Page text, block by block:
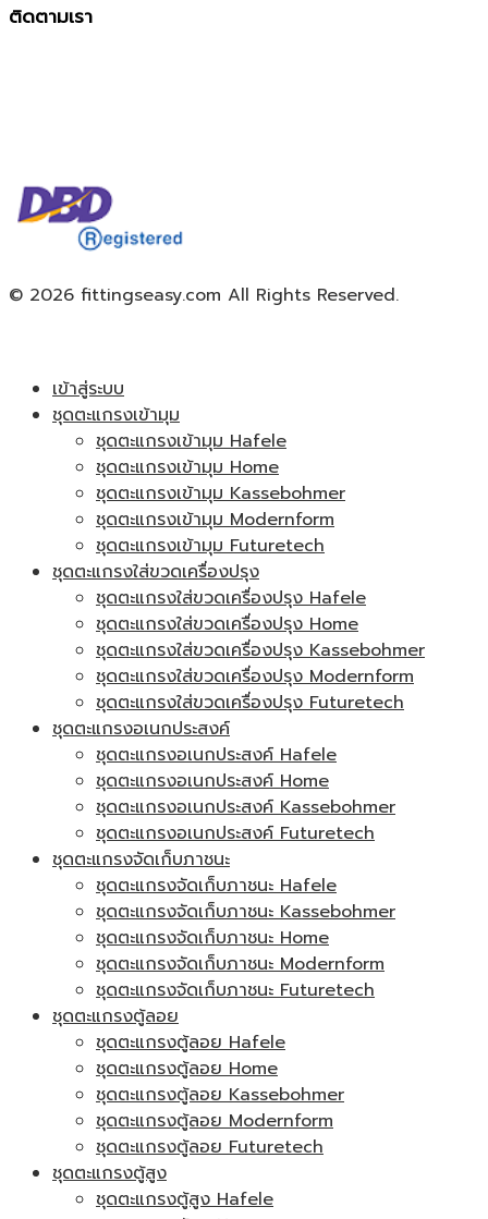
ติดตามเรา
© 2026 fittingseasy.com All Rights Reserved.
เข้าสู่ระบบ
ชุดตะแกรงเข้ามุม
ชุดตะแกรงเข้ามุม Hafele
ชุดตะแกรงเข้ามุม Home
ชุดตะแกรงเข้ามุม Kassebohmer
ชุดตะแกรงเข้ามุม Modernform
ชุดตะแกรงเข้ามุม Futuretech
ชุดตะแกรงใส่ขวดเครื่องปรุง
ชุดตะแกรงใส่ขวดเครื่องปรุง Hafele
ชุดตะแกรงใส่ขวดเครื่องปรุง Home
ชุดตะแกรงใส่ขวดเครื่องปรุง Kassebohmer
ชุดตะแกรงใส่ขวดเครื่องปรุง Modernform
ชุดตะแกรงใส่ขวดเครื่องปรุง Futuretech
ชุดตะแกรงอเนกประสงค์
ชุดตะแกรงอเนกประสงค์ Hafele
ชุดตะแกรงอเนกประสงค์ Home
ชุดตะแกรงอเนกประสงค์ Kassebohmer
ชุดตะแกรงอเนกประสงค์ Futuretech
ชุดตะแกรงจัดเก็บภาชนะ
ชุดตะแกรงจัดเก็บภาชนะ Hafele
ชุดตะแกรงจัดเก็บภาชนะ Kassebohmer
ชุดตะแกรงจัดเก็บภาชนะ Home
ชุดตะแกรงจัดเก็บภาชนะ Modernform
ชุดตะแกรงจัดเก็บภาชนะ Futuretech
ชุดตะแกรงตู้ลอย
ชุดตะแกรงตู้ลอย Hafele
ชุดตะแกรงตู้ลอย Home
ชุดตะแกรงตู้ลอย Kassebohmer
ชุดตะแกรงตู้ลอย Modernform
ชุดตะแกรงตู้ลอย Futuretech
ชุดตะแกรงตู้สูง
ชุดตะแกรงตู้สูง Hafele